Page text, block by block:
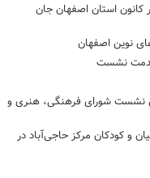
کانون استان اصفهان جان
نوین اصفهان
خدمت نشست
نشست شورای فرهنگی، هنری و
و کودکان مرکز حاجی‌آباد در